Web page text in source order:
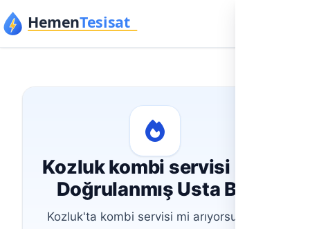
İçeriğe geç
Kozluk kombi servisi İçin
Doğrulanmış Usta Bul
Kozluk'ta kombi servisi mi arıyorsunuz?